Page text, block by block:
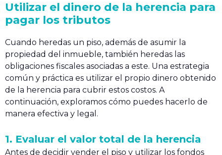
Utilizar el dinero de la herencia para
pagar los tributos
Cuando heredas un piso, además de asumir la
propiedad del inmueble, también heredas las
obligaciones fiscales asociadas a este. Una estrategia
común y práctica es utilizar el propio dinero obtenido
de la herencia para cubrir estos costos. A
continuación, exploramos cómo puedes hacerlo de
manera efectiva y legal.
1. Evaluar el valor total de la herencia
Antes de decidir vender el piso y utilizar los fondos